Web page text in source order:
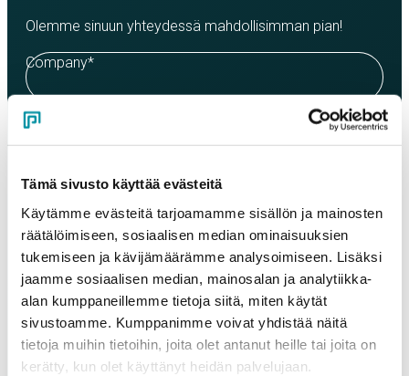
Tämä sivusto käyttää evästeitä
Käytämme evästeitä tarjoamamme sisällön ja mainosten
räätälöimiseen, sosiaalisen median ominaisuuksien
tukemiseen ja kävijämäärämme analysoimiseen. Lisäksi
jaamme sosiaalisen median, mainosalan ja analytiikka-
alan kumppaneillemme tietoja siitä, miten käytät
sivustoamme. Kumppanimme voivat yhdistää näitä
tietoja muihin tietoihin, joita olet antanut heille tai joita on
kerätty, kun olet käyttänyt heidän palvelujaan.
Olemme sinuun yhteydessä mahdollisimman pian!
Company*
Email*
Phone
Products
Select a product and enter the order quantity in meters. Please